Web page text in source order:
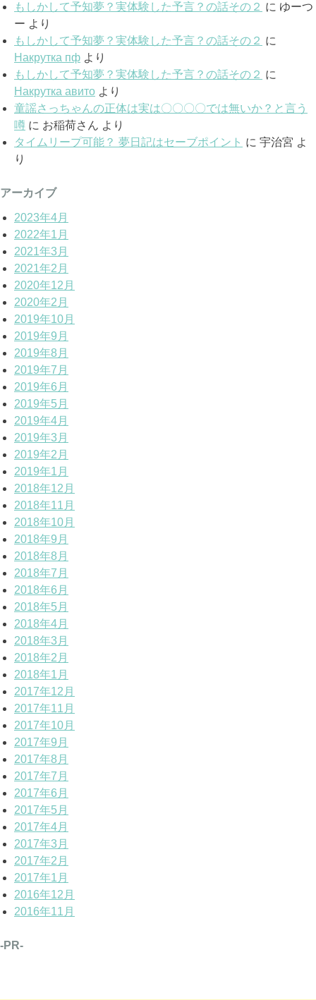
もしかして予知夢？実体験した予言？の話その２ に ゆーつ
ー より
もしかして予知夢？実体験した予言？の話その２ に
Накрутка пф より
もしかして予知夢？実体験した予言？の話その２ に
Накрутка авито より
童謡さっちゃんの正体は実は〇〇〇〇では無いか？と言う
噂 に お稲荷さん より
タイムリープ可能？ 夢日記はセーブポイント に 宇治宮 よ
り
アーカイブ
2023年4月
2022年1月
2021年3月
2021年2月
2020年12月
2020年2月
2019年10月
2019年9月
2019年8月
2019年7月
2019年6月
2019年5月
2019年4月
2019年3月
2019年2月
2019年1月
2018年12月
2018年11月
2018年10月
2018年9月
2018年8月
2018年7月
2018年6月
2018年5月
2018年4月
2018年3月
2018年2月
2018年1月
2017年12月
2017年11月
2017年10月
2017年9月
2017年8月
2017年7月
2017年6月
2017年5月
2017年4月
2017年3月
2017年2月
2017年1月
2016年12月
2016年11月
-PR-